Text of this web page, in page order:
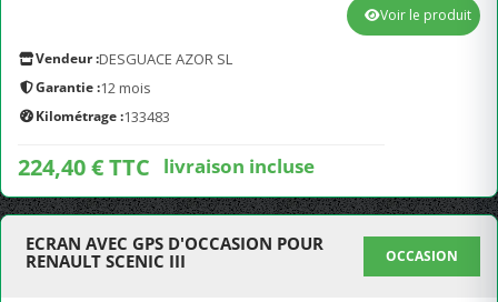
Vendeur :DESGUACE AZOR SL
Garantie :12 mois
Kilométrage :133483
224,40 € TTC livraison incluse
Voir le produit
ECRAN AVEC GPS D'OCCASION POUR
RENAULT SCENIC III
OCCASION